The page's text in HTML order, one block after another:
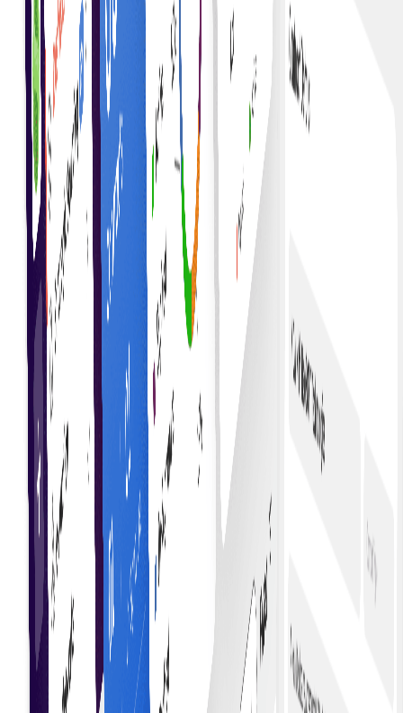
Contracte fără încredere
Creați încredere fără intermediari, deoarece
contractele inteligente sunt aplicate automat pe
baza codului.
Decontări eficiente
Accelerarea decontărilor prin automatizarea și
eficientizarea executării obligațiilor contractuale.
Reducerea erorilor
Minimizați erorile umane prin utilizarea codului
pentru a aplica termenii contractuali cu acuratețe și
consecvență.